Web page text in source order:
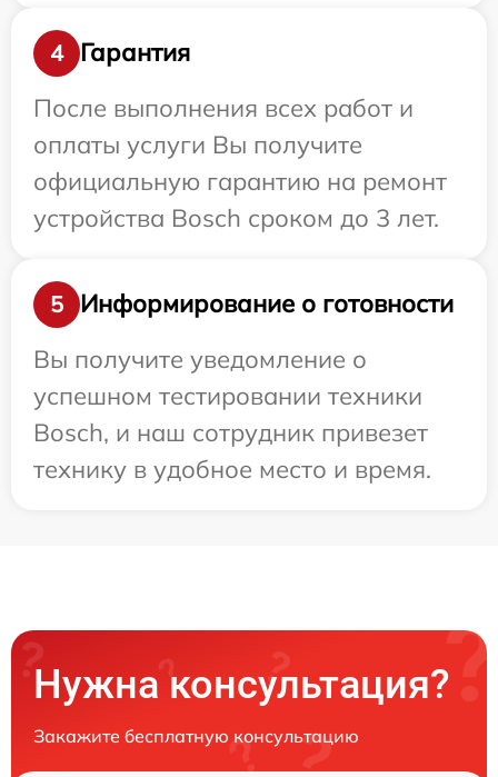
4
Гарантия
После выполнения всех работ и
оплаты услуги Вы получите
официальную гарантию на ремонт
устройства Bosch сроком до 3 лет.
5
Информирование о готовности
Вы получите уведомление о
успешном тестировании техники
Bosch, и наш сотрудник привезет
технику в удобное место и время.
Нужна консультация?
Закажите бесплатную консультацию